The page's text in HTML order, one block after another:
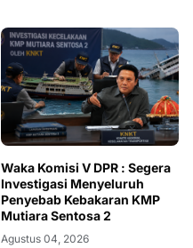
Waka Komisi V DPR : Segera
Investigasi Menyeluruh
Penyebab Kebakaran KMP
Mutiara Sentosa 2
Agustus 04, 2026